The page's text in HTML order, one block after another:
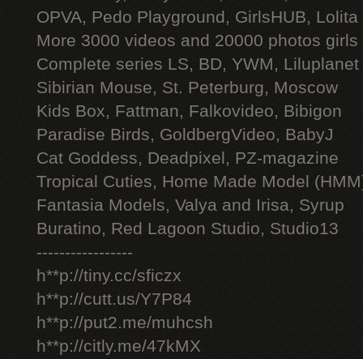
OPVA, Pedo Playground, GirlsHUB, Lolita
More 3000 videos and 20000 photos
Complete series LS, BD, YWM, Liluplanet
Sibirian Mouse, St. Peterburg, Moscow
Kids Box, Fattman, Falkovideo, Bibigon
Paradise Birds, GoldbergVideo, BabyJ
Cat Goddess, Deadpixel, PZ-magazine
Tropical Cuties, Home Made Model
Fantasia Models, Valya and Irisa, Syrup
Buratino, Red Lagoon Studio, Studio13
-----------------
h**p://tiny.cc/sficzx
h**p://cutt.us/Y7P84
h**p://put2.me/muhcsh
h**p://citly.me/47kMX